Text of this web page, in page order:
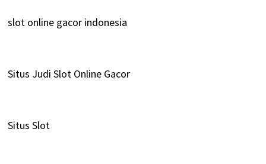
slot online gacor indonesia
Situs Judi Slot Online Gacor
Situs Slot